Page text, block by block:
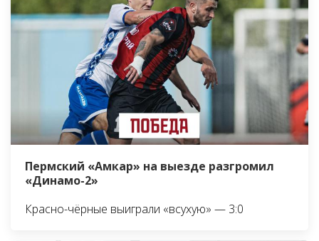
Пермский «Амкар» на выезде разгромил
«Динамо-2»
Красно-чёрные выиграли «всухую» — 3:0